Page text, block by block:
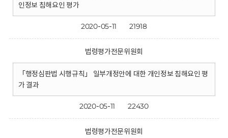
인정보 침해요인 평가
2020-05-11 21918
법령평가전문위원회
「행정심판법 시행규칙」 일부개정안에 대한 개인정보 침해요인 평
가 결과
2020-05-11 22430
법령평가전문위원회